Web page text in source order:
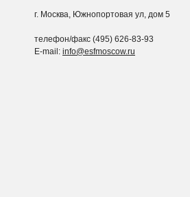
г. Москва, Южнопортовая ул, дом 5
телефон/факс (495) 626-83-93
E-mail: info@esfmoscow.ru